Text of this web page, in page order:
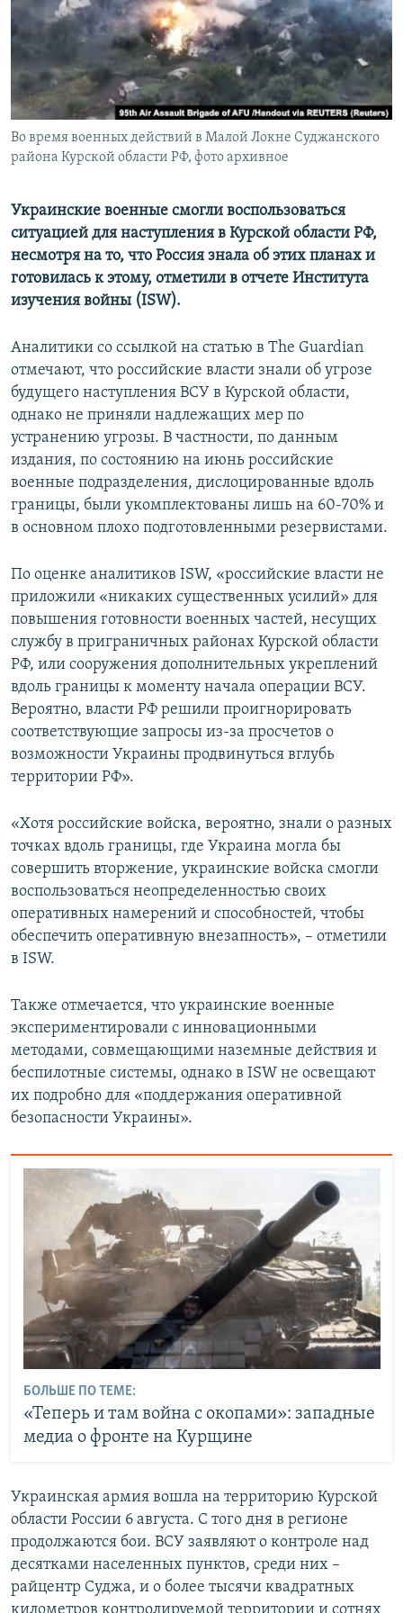
ПОБЕДИТЕЛЕЙ НЕ СУДЯТ?
КРЫМ.НЕПОКОРЕННЫЙ
ELIFBE
УКРАИНСКАЯ ПРОБЛЕМА КРЫМА
ПРИСОЕДИНЯЙТЕСЬ!
Все сайты RFE/RL
Во время военных действий в Малой Локне Суджанского
района Курской области РФ, фото архивное
Украинские военные смогли воспользоваться
ситуацией для наступления в Курской области РФ,
несмотря на то, что Россия знала об этих планах и
готовилась к этому, отметили в отчете Института
изучения войны (ISW).
Аналитики со ссылкой на статью в The Guardian
отмечают, что российские власти знали об угрозе
будущего наступления ВСУ в Курской области,
однако не приняли надлежащих мер по
устранению угрозы. В частности, по данным
издания, по состоянию на июнь российские
военные подразделения, дислоцированные вдоль
границы, были укомплектованы лишь на 60-70% и
в основном плохо подготовленными резервистами.
По оценке аналитиков ISW, «российские власти не
приложили «никаких существенных усилий» для
повышения готовности военных частей, несущих
службу в приграничных районах Курской области
РФ, или сооружения дополнительных укреплений
вдоль границы к моменту начала операции ВСУ.
Вероятно, власти РФ решили проигнорировать
соответствующие запросы из-за просчетов о
возможности Украины продвинуться вглубь
территории РФ».
«Хотя российские войска, вероятно, знали о разных
точках вдоль границы, где Украина могла бы
совершить вторжение, украинские войска смогли
воспользоваться неопределенностью своих
оперативных намерений и способностей, чтобы
обеспечить оперативную внезапность», – отметили
в ISW.
Также отмечается, что украинские военные
экспериментировали с инновационными
методами, совмещающими наземные действия и
беспилотные системы, однако в ISW не освещают
их подробно для «поддержания оперативной
безопасности Украины».
БОЛЬШЕ ПО ТЕМЕ:
«Теперь и там война с окопами»: западные
медиа о фронте на Курщине
Украинская армия вошла на территорию Курской
области России 6 августа. С того дня в регионе
продолжаются бои. ВСУ заявляют о контроле над
десятками населенных пунктов, среди них –
райцентр Суджа, и о более тысячи квадратных
километров контролируемой территории и сотнях